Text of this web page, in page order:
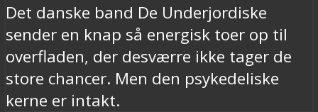
Det danske band De Underjordiske
sender en knap så energisk toer op til
overfladen, der desværre ikke tager de
store chancer. Men den psykedeliske
kerne er intakt.